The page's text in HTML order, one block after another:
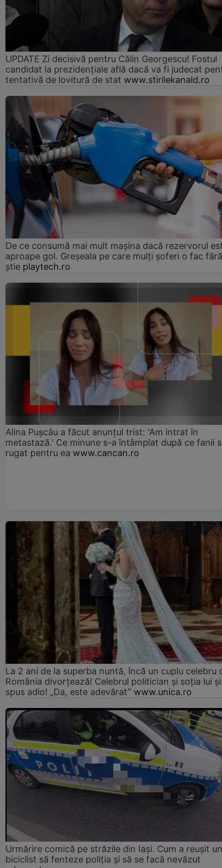
UPDATE Zi decisivă pentru Călin Georgescu! Fostul
candidat la prezidențiale află dacă va fi judecat
tentativă de lovitură de stat www.stirilekanald.ro
De ce consumă mai mult mașina dacă rezervorul
aproape gol. Greșeala pe care mulți șoferi o fac
știe playtech.ro
Alina Pușcău a făcut anunțul trist: 'Am intrat în
metastază.' Ce minune s-a întâmplat după ce fanii
rugat pentru ea www.cancan.ro
La 2 ani de la superba nuntă, încă un cuplu celebru
România divorțează! Celebrul politician și soția lui
spus adio! „Da, este adevărat” www.unica.ro
Urmărire comică pe străzile din Iași. Cum a reușit un
biciclist să fenteze poliția și să se facă nevăzut